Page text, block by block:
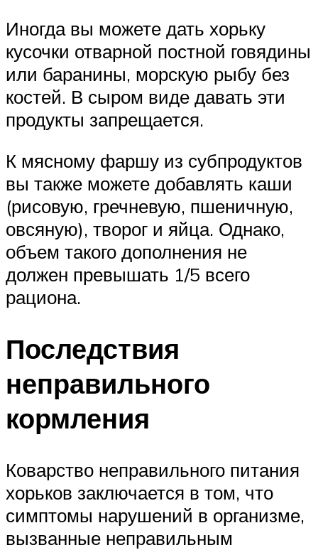
Иногда вы можете дать хорьку
кусочки отварной постной говядины
или баранины, морскую рыбу без
костей. В сыром виде давать эти
продукты запрещается.
К мясному фаршу из субпродуктов
вы также можете добавлять каши
(рисовую, гречневую, пшеничную,
овсяную), творог и яйца. Однако,
объем такого дополнения не
должен превышать 1/5 всего
рациона.
Последствия
неправильного
кормления
Коварство неправильного питания
хорьков заключается в том, что
симптомы нарушений в организме,
вызванные неправильным